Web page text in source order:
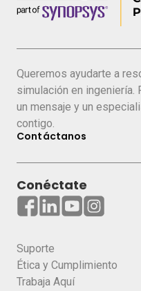
Investigación de
instalados en el
Estudio de
Simulación de
autónomos
COMPARTE ESTE
Queremos ayudarte a
simulación en ingeniería.
un mensaje y un
contigo.
Contáctanos
Conéctate
Suporte
Ética y Cumplimiento
Trabaja Aquí